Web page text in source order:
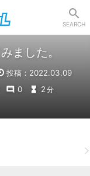
SEARCH
ました。
投稿：2022.03.09
0 2 分